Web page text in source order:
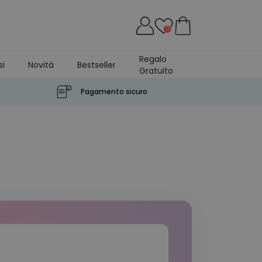
0
Novità Bestseller
Regalo
Gratuito
Pagamento sicuro